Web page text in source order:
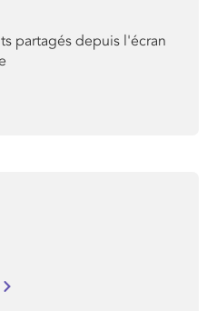
partagés depuis l'écran